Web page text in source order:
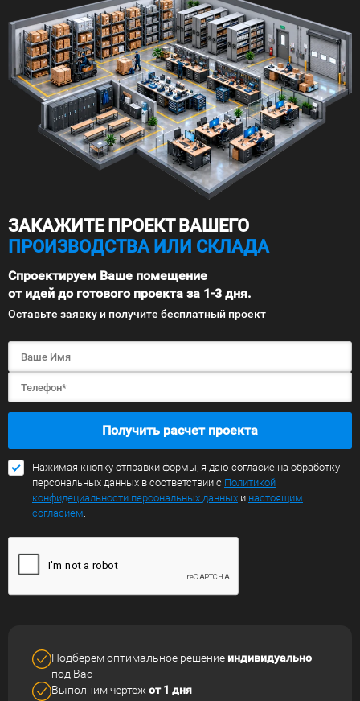
ЗАКАЖИТЕ ПРОЕКТ ВАШЕГО
ПРОИЗВОДСТВА ИЛИ СКЛАДА
Спроектируем Ваше помещение
от идей до готового проекта за 1-3 дня.
Оставьте заявку и получите бесплатный проект
Получить расчет проекта
Нажимая кнопку отправки формы, я даю согласие на обработку
персональных данных в соответствии с Политикой
конфидециальности персональных данных и настоящим
согласием
Подберем оптимальное решение индивидуально
под Вас
Выполним чертеж от 1 дня